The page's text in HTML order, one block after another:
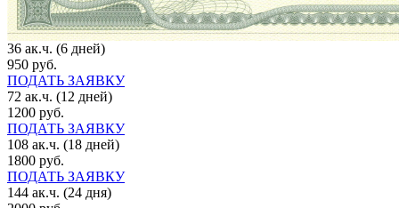
36 ак.ч. (6 дней)
950 руб.
ПОДАТЬ ЗАЯВКУ
72 ак.ч. (12 дней)
1200 руб.
ПОДАТЬ ЗАЯВКУ
108 ак.ч. (18 дней)
1800 руб.
ПОДАТЬ ЗАЯВКУ
144 ак.ч. (24 дня)